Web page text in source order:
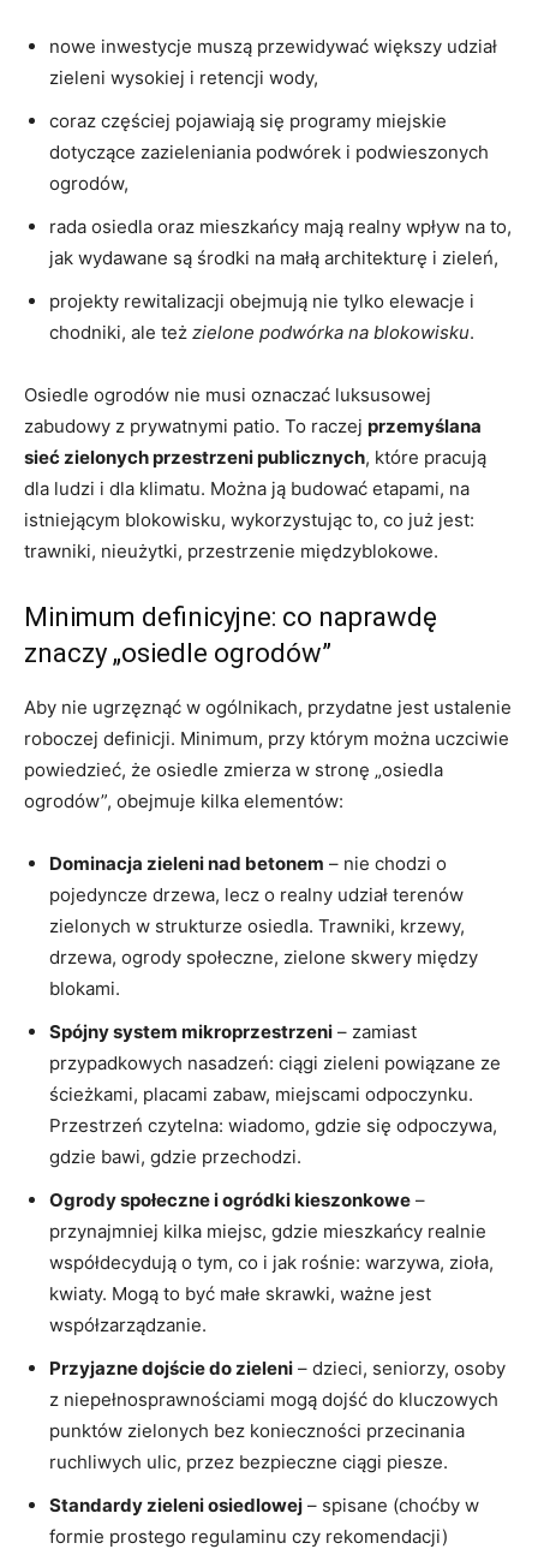
nowe inwestycje muszą przewidywać większy udział
zieleni wysokiej i retencji wody,
coraz częściej pojawiają się programy miejskie
dotyczące zazieleniania podwórek i podwieszonych
ogrodów,
rada osiedla oraz mieszkańcy mają realny wpływ na to,
jak wydawane są środki na małą architekturę i zieleń,
projekty rewitalizacji obejmują nie tylko elewacje i
chodniki, ale też zielone podwórka na blokowisku.
Osiedle ogrodów nie musi oznaczać luksusowej
zabudowy z prywatnymi patio. To raczej przemyślana
sieć zielonych przestrzeni publicznych, które pracują
dla ludzi i dla klimatu. Można ją budować etapami, na
istniejącym blokowisku, wykorzystując to, co już jest:
trawniki, nieużytki, przestrzenie międzyblokowe.
Minimum definicyjne: co naprawdę
znaczy „osiedle ogrodów”
Aby nie ugrzęznąć w ogólnikach, przydatne jest ustalenie
roboczej definicji. Minimum, przy którym można uczciwie
powiedzieć, że osiedle zmierza w stronę „osiedla
ogrodów”, obejmuje kilka elementów:
Dominacja zieleni nad betonem – nie chodzi o
pojedyncze drzewa, lecz o realny udział terenów
zielonych w strukturze osiedla. Trawniki, krzewy,
drzewa, ogrody społeczne, zielone skwery między
blokami.
Spójny system mikroprzestrzeni – zamiast
przypadkowych nasadzeń: ciągi zieleni powiązane ze
ścieżkami, placami zabaw, miejscami odpoczynku.
Przestrzeń czytelna: wiadomo, gdzie się odpoczywa,
gdzie bawi, gdzie przechodzi.
Ogrody społeczne i ogródki kieszonkowe –
przynajmniej kilka miejsc, gdzie mieszkańcy realnie
współdecydują o tym, co i jak rośnie: warzywa, zioła,
kwiaty. Mogą to być małe skrawki, ważne jest
współzarządzanie.
Przyjazne dojście do zieleni – dzieci, seniorzy, osoby
z niepełnosprawnościami mogą dojść do kluczowych
punktów zielonych bez konieczności przecinania
ruchliwych ulic, przez bezpieczne ciągi piesze.
Standardy zieleni osiedlowej – spisane (choćby w
formie prostego regulaminu czy rekomendacji)